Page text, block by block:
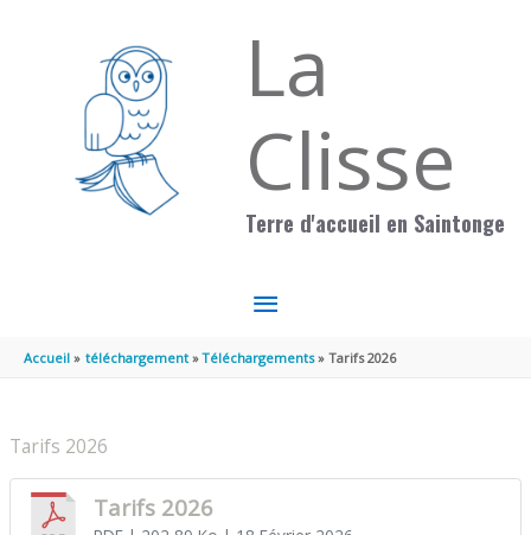
La
Clisse
Terre d'accueil en Saintonge
MENU
PRINCIPAL
Accueil téléchargement Téléchargements Tarifs 2026
Tarifs 2026
Tarifs 2026